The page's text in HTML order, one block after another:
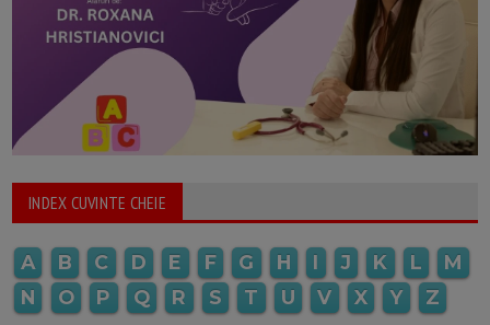
INDEX CUVINTE CHEIE
A B C D E F G H I J K L
M
N
O P Q R S T U V X Y Z